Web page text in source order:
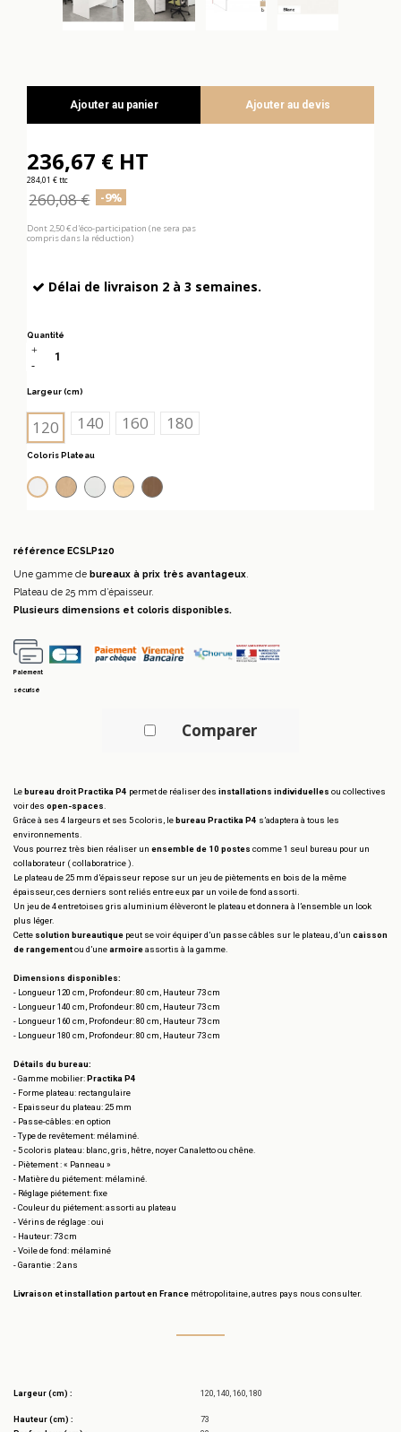
Ajouter au panier Ajouter au devis
236,67 € HT
284,01 € ttc
260,08 € -9%
Dont 2,50 € d'éco-participation (ne sera pas
compris dans la réduction)
Délai de livraison 2 à 3 semaines.
Largeur (cm)
120 140 160 180
Coloris Plateau
BlancChêne blanchi
Gris HêtreNoyer canaletto
Quantité
référence ECSLP120
Une gamme de bureaux à prix très avantageux
Plateau de 25 mm d’épaisseur.
Plusieurs dimensions et coloris disponibles.
Paiement
sécurisé
Comparer
Lebureau droit Practika P4 permet de réaliser des installations individuelles ou collectives
voir des open-spaces
Grâce à ses 4 largeurs et ses 5 coloris, lebureau Practika P4 s’adaptera à tous les
environnements.
Vous pourrez très bien réaliser un ensemble de 10 postes comme 1 seul bureau pour un
collaborateur ( collaboratrice ).
Le plateau de 25 mm d’épaisseur repose sur un jeu de piètements en bois de la même
épaisseur, ces derniers sont reliés entre eux par un voile de fond assorti.
Un jeu de 4 entretoises gris aluminium élèveront le plateau et donnera à l’ensemble un look
plus léger.
Cette solution bureautique peut se voir équiper d’un passe câbles sur le plateau, d’un caisson
de rangementou d’unearmoireassortis à la gamme.
Dimensions disponibles:
- Longueur 120 cm, Profondeur: 80 cm, Hauteur 73 cm
- Longueur 140 cm, Profondeur: 80 cm, Hauteur 73 cm
- Longueur 160 cm, Profondeur: 80 cm, Hauteur 73 cm
- Longueur 180 cm, Profondeur: 80 cm, Hauteur 73 cm
Détails du bureau:
- Gamme mobilier:Practika P4
- Forme plateau: rectangulaire
- Epaisseur du plateau: 25 mm
- Passe-câbles: en option
- Type de revêtement: mélaminé.
- 5 coloris plateau: blanc, gris, hêtre, noyer Canaletto ou chêne.
- Piètement : « Panneau »
- Matière du piétement: mélaminé.
- Réglage piétement: fixe
- Couleur du piétement: assorti au plateau
- Vérins de réglage : oui
- Hauteur: 73 cm
- Voile de fond: mélaminé
- Garantie : 2 ans
Livraison et installation partout en France métropolitaine, autres pays nous consulter.
Largeur (cm) : 120, 140, 160, 180
Hauteur (cm) :
73